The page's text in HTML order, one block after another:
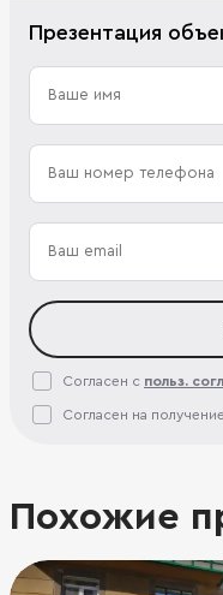
Презентация
Согласен с польз.
Согласен на получение
Похожие